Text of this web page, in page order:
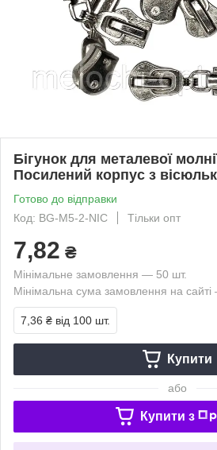
Бігунок для металевої
Посилений корпус з
Готово до відправки
Код: BG-M5-2-NIС
Тільки опт
7,82 ₴
Мінімальне замовлення — 50 шт.
Мінімальна сума замовлення на
7,36 ₴ від 100 шт.
Купити
або
Купити з